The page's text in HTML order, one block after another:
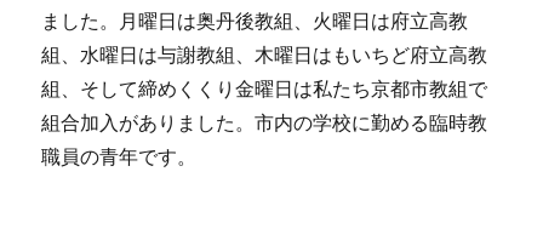
ました。月曜日は奥丹後教組、火曜日は府立高教
組、水曜日は与謝教組、木曜日はもいちど府立高教
組、そして締めくくり金曜日は私たち京都市教組で
組合加入がありました。市内の学校に勤める臨時教
職員の青年です。